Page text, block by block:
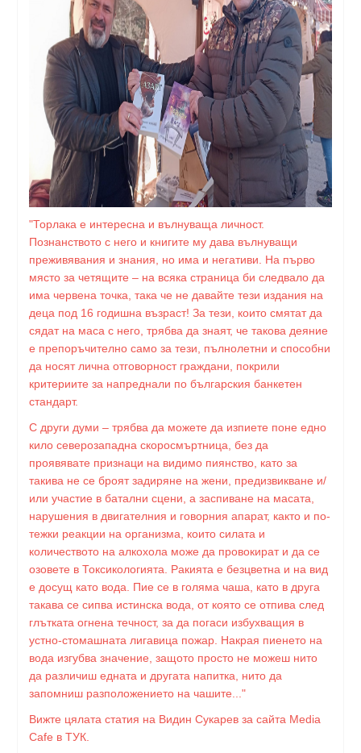
"Торлака е интересна и вълнуваща личност.
Познанството с него и книгите му дава вълнуващи
преживявания и знания, но има и негативи. На първо
място за четящите – на всяка страница би следвало да
има червена точка, така че не давайте тези издания на
деца под 16 годишна възраст! За тези, които смятат да
сядат на маса с него, трябва да знаят, че такова деяние
е препоръчително само за тези, пълнолетни и способни
да носят лична отговорност граждани, покрили
критериите за напреднали по българския банкетен
стандарт.
С други думи – трябва да можете да изпиете поне едно
кило северозападна скоросмъртница, без да
проявявате признаци на видимо пиянство, като за
такива не се броят задиряне на жени, предизвикване и/
или участие в батални сцени, а заспиване на масата,
нарушения в двигателния и говорния апарат, както и по-
тежки реакции на организма, които силата и
количеството на алкохола може да провокират и да се
озовете в Токсикологията. Ракията е безцветна и на вид
е досущ като вода. Пие се в голяма чаша, като в друга
такава се сипва истинска вода, от която се отпива след
глътката огнена течност, за да погаси избухващия в
устно-стомашната лигавица пожар. Накрая пиенето на
вода изгубва значение, защото просто не можеш нито
да различиш едната и другата напитка, нито да
запомниш разположението на чашите..."
Вижте цялата статия на Видин Сукарев за сайта Media
Cafe в ТУК.